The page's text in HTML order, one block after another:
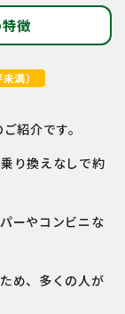
徴
満）
紹介です。
り換えなしで約
ーやコンビニな
め、多くの人が